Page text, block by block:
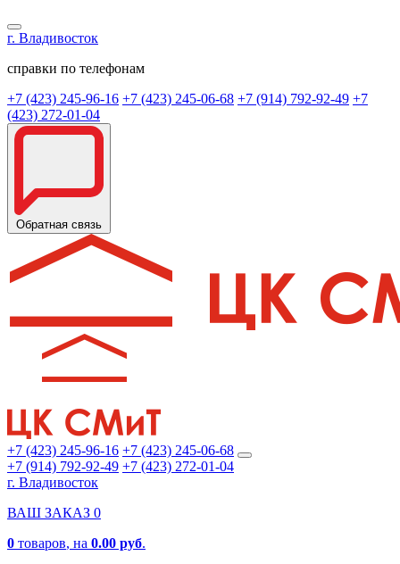
г. Владивосток
справки по телефонам
+7 (423) 245-96-16 +7 (423) 245-06-68 +7 (914) 792-92-49 +7
(423) 272-01-04
Обратная связь
+7 (423) 245-96-16 +7 (423) 245-06-68
+7 (914) 792-92-49 +7 (423) 272-01-04
г. Владивосток
ВАШ ЗАКАЗ 0
0 товаров, на 0.00 руб.